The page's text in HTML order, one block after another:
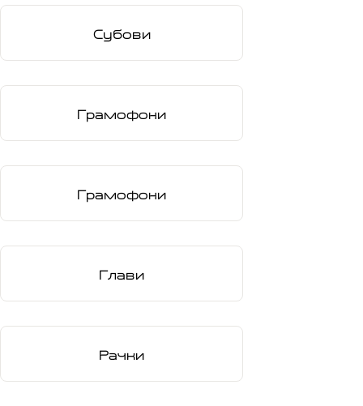
Субови
Грамофони
Грамофони
Глави
Рачки